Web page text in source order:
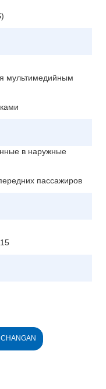
мультимедийным
в наружные
пассажиров